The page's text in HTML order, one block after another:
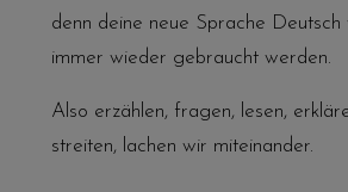
denn deine neue Sprache Deutsch
immer wieder gebraucht werden.
Also erzählen, fragen, lesen,
streiten, lachen wir miteinander.